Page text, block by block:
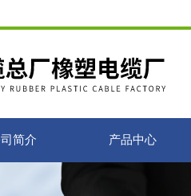
简介 产品中心